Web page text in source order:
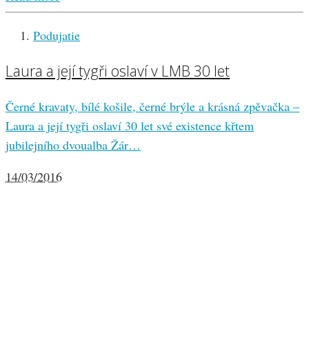
Podujatie
Laura a její tygři oslaví v LMB 30 let
Černé kravaty, bílé košile, černé brýle a krásná zpěvačka –
Laura a její tygři oslaví 30 let své existence křtem
jubilejního dvoualba Žár…
14/03/2016